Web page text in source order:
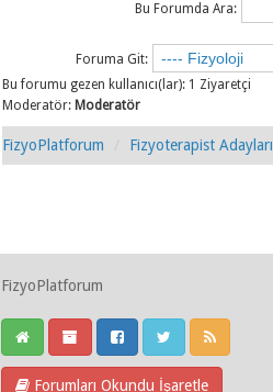
Bu Forumda Ara:
Foruma Git:
Bu forumu gezen kullanıcı(lar): 1 Ziyaretçi
Moderatör: Moderatör
FizyoPlatforum Fizyoterapist Adayları
FizyoPlatforum
Forumları Okundu İşaretle